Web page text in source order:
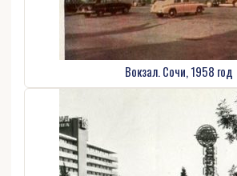
Вокзал. Сочи, 1958 год